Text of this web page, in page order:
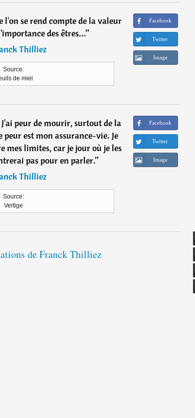
l'on se rend compte de la valeur
des êtres...”
Thilliez
Source:
de miel
Facebook
Twitter
Image
peur de mourir, surtout de la
est mon assurance-vie. Je
mes limites, car je jour où je les
pas pour en parler.”
Thilliez
Source:
Vertige
Facebook
Twitter
Image
de Franck Thilliez